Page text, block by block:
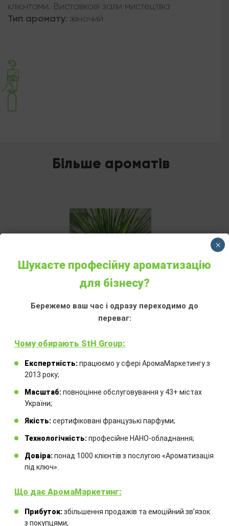
клієнтами. Виставкові зали мистецтва
Тип аромату: жіночий
Більше ароматів
ЛЕМОНҐРАС ДОМАШНІЙ
торгових центрах, аптеках, медичних
ЗАМОВИТИ
Шукаєте професійну ароматизацію
для бізнесу?
Бережемо ваш час і одразу переходимо до
переваг:
Чому обирають StH Group:
Експертність:працюємо у сфері АромаМаркетингу з
2013 року;
Масштаб:повноцінне обслуговування у 43+ містах
України;
Якість:сертифіковані французькі парфуми;
Технологічність:професійне НАНО-обладнання;
Довіра:понад 1000 клієнтів з послугою «Ароматизація
під ключ».
Що дає АромаМаркетинг:
Прибуток:збільшення продажів та емоційний звʼязок
з покупцями;
×